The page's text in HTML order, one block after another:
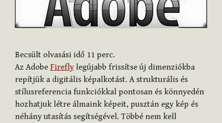
Becsült olvasási idő 11 perc.
Az Adobe Fireflylegújabb frissítse új dimenziókba
repítjük a digitális képalkotást. A strukturális és
stílusreferencia funkciókkal pontosan és könnyedén
hozhatjuk létre álmaink képeit, pusztán egy kép és
néhány utasítás segítségével. Többé nem kell